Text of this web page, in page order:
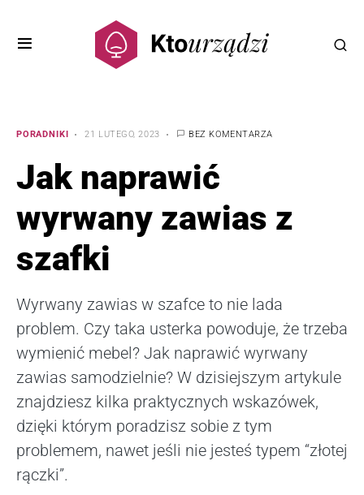
PORADNIKI 21 LUTEGO, 2023 BEZ KOMENTARZA
Jak naprawić
wyrwany zawias z
szafki
Wyrwany zawias w szafce to nie lada
problem. Czy taka usterka powoduje, że trzeba
wymienić mebel? Jak naprawić wyrwany
zawias samodzielnie? W dzisiejszym artykule
znajdziesz kilka praktycznych wskazówek,
dzięki którym poradzisz sobie z tym
problemem, nawet jeśli nie jesteś typem “złotej
rączki”.